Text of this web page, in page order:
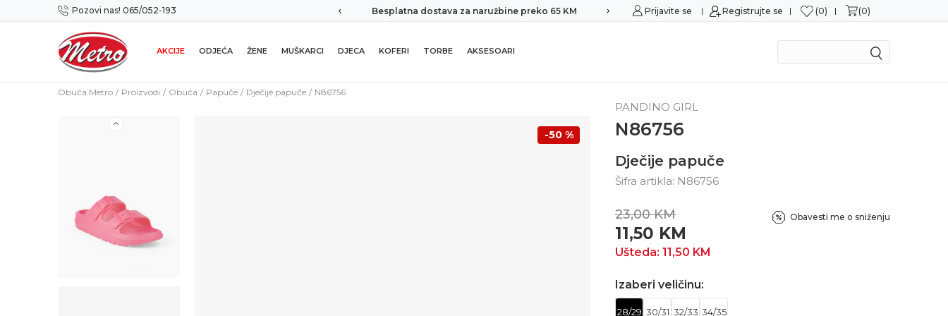
Pozovi nas! 065/052-193
Preuzmi NOVU Metro mobilnu aplikaciju! Besplatna dostava za naružbine preko 65 KM Sigurna kupovina
Prijavite se Registrujte se 0 0
AKCIJE ODJEĆA ŽENE MUŠKARCI DJECA KOFERI TORBE AKSESOARI
Obuća Metro Proizvodi Obuća Papuče Dječije papuče N86756
-50 %
PANDINO GIRL
N86756
Dječije papuče
Šifra artikla: N86756
23,00 KM
11,50 KM
Ušteda: 11,50 KM
Obavesti me o sniženju
Izaberi veličinu:
28/29 30/31 32/33 34/35